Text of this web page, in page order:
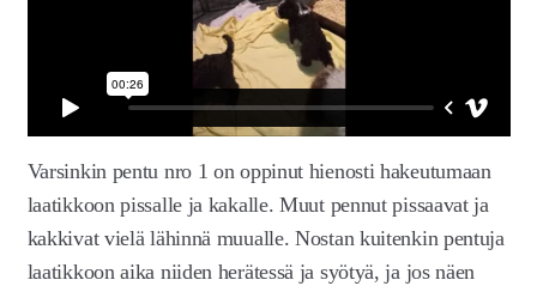
Varsinkin pentu nro 1 on oppinut hienosti hakeutumaan
laatikkoon pissalle ja kakalle. Muut pennut pissaavat ja
kakkivat vielä lähinnä muualle. Nostan kuitenkin pentuja
laatikkoon aika niiden herätessä ja syötyä, ja jos näen